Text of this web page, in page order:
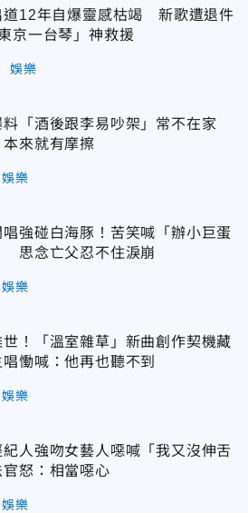
道12年自爆靈感枯竭 新歌遭退件
京一台琴」神救援
娛樂
料「酒後跟李易吵架」常不在家
本來就有摩擦
娛樂
強碰白海豚！苦笑喊「辦小巨蛋
思念亡父忍不住淚崩
娛樂
！「溫室雜草」新曲創作契機藏
慟喊：他再也聽不到
娛樂
紀人強吻女藝人噁喊「我又沒伸舌
官怒：相當噁心
娛樂